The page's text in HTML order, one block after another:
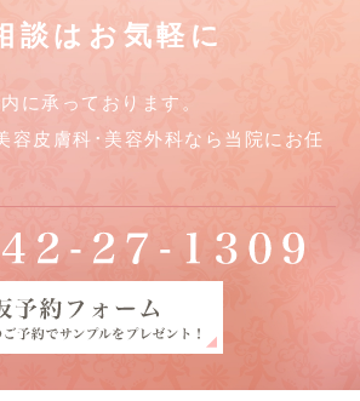
談はお気軽に
に承っております。
容皮膚科･美容外科なら当院にお任